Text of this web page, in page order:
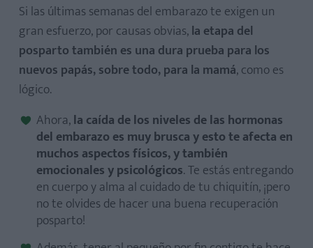
Si las últimas semanas del embarazo te exigen un
gran esfuerzo, por causas obvias,la etapa del
posparto también es una dura prueba para los
nuevos papás, sobre todo, para la mamá, como es
lógico.
Ahora,la caída de los niveles de las hormonas
del embarazo es muy brusca y esto te afecta en
muchos aspectos físicos, y también
emocionales y psicológicos. Te estás entregando
en cuerpo y alma al cuidado de tu chiquitín, ¡pero
no te olvides de hacer una buena recuperación
posparto!